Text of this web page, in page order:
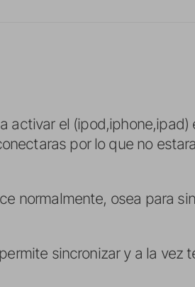
activar el (ipod,iphone,ipad)
por lo que no
normalmente, osea para
sincronizar y a la vez